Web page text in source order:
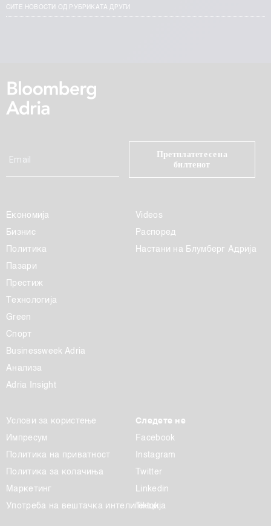
СИТЕ НОВОСТИ ОД РУБРИКАТА ДРУГИ
Претплатете се на
билтенот
Економија
Бизнис
Политика
Пазари
Престиж
Технологија
Green
Спорт
Businessweek Adria
Анализа
Adria Insight
Videos
Распоред
Настани на Блумберг Адрија
Услови за користење
Импресум
Политика на приватност
Политика за колачиња
Маркетинг
Употреба на вештачка интелигенција
Следете не
Facebook
Instagram
Twitter
Linkedin
Tiktok